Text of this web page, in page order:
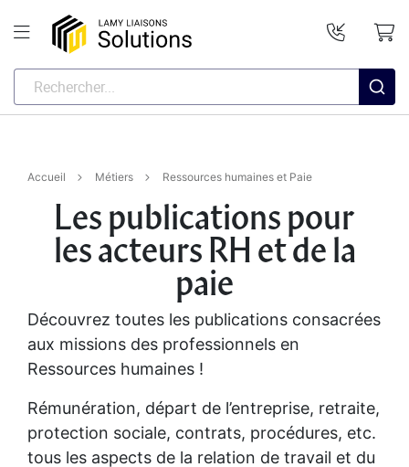
Accueil Métiers Ressources humaines et Paie
Les publications pour
les acteurs RH et de la
paie
Découvrez toutes les publications consacrées
aux missions des professionnels en
Ressources humaines !
Rémunération, départ de l’entreprise, retraite,
protection sociale, contrats, procédures, etc.
tous les aspects de la relation de travail et du